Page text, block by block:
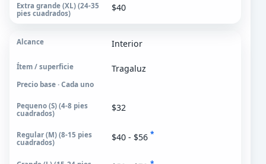
$40
Interior
Tragaluz
Precio base · Cada uno
$32
$40 - $56 *